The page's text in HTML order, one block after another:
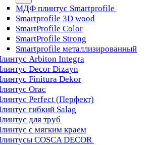
МДФ плинтус Smartprofile
Smartprofile 3D wood
SmartProfile Color
SmartProfile Strong
Smartprofile металлизированный
Arbiton Integra
Decor Dizayn
Finitura Dekor
Orac
Perfect (Перфект)
гибкий Salag
для труб
с мягким краем
COSCA DECOR